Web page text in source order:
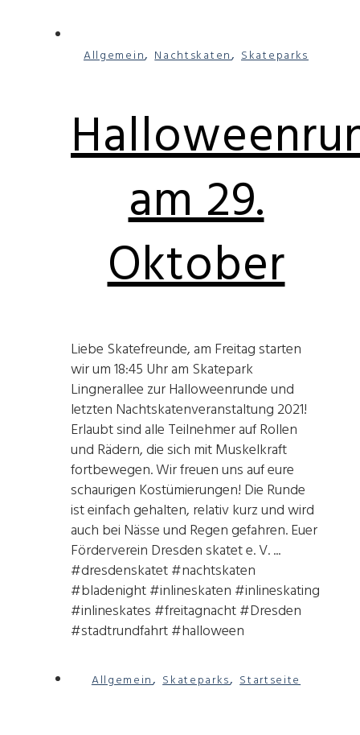
Allgemein,Nachtskaten, Skateparks
am 29.
Oktober
Liebe Skatefreunde, am Freitag starten
wir um 18:45 Uhr am Skatepark
Lingnerallee zur Halloweenrunde und
letzten Nachtskatenveranstaltung 2021!
Erlaubt sind alle Teilnehmer auf Rollen
und Rädern, die sich mit Muskelkraft
fortbewegen. Wir freuen uns auf eure
schaurigen Kostümierungen! Die Runde
ist einfach gehalten, relativ kurz und wird
auch bei Nässe und Regen gefahren. Euer
Förderverein Dresden skatet e. V. ...
#dresdenskatet #nachtskaten
#bladenight #inlineskaten #inlineskating
#inlineskates #freitagnacht #Dresden
#stadtrundfahrt #halloween
Allgemein,Skateparks,Startseite